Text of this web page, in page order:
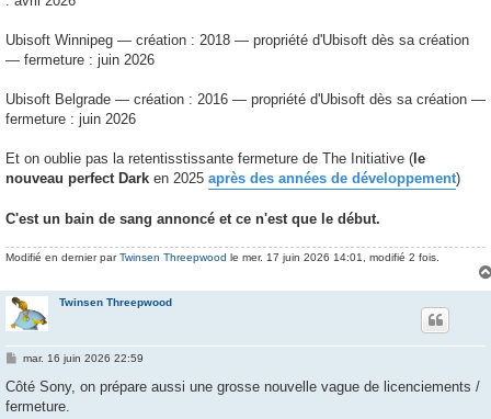
Ubisoft Winnipeg — création : 2018 — propriété d'Ubisoft dès sa création
— fermeture : juin 2026
Ubisoft Belgrade — création : 2016 — propriété d'Ubisoft dès sa création —
fermeture : juin 2026
Et on oublie pas la retentisstissante fermeture de The Initiative (le
nouveau perfect Dark en 2025 après des années de développement)
C'est un bain de sang annoncé et ce n'est que le début.
Modifié en dernier parTwinsen Threepwood le mer. 17 juin 2026 14:01, modifié 2 fois.
Twinsen Threepwood
M
s
a
mar. 16 juin 2026 22:59
Côté Sony, on prépare aussi une grosse nouvelle vague de licenciements /
fermeture.